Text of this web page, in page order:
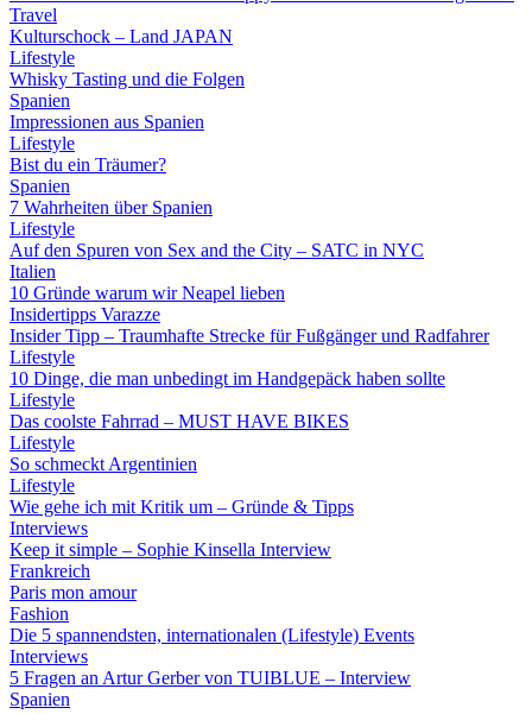
Travel
Kulturschock – Land JAPAN
Lifestyle
Whisky Tasting und die Folgen
Spanien
Impressionen aus Spanien
Lifestyle
Bist du ein Träumer?
Spanien
7 Wahrheiten über Spanien
Lifestyle
Auf den Spuren von Sex and the City – SATC in NYC
Italien
10 Gründe warum wir Neapel lieben
Insidertipps Varazze
Insider Tipp – Traumhafte Strecke für Fußgänger und Radfahrer
Lifestyle
10 Dinge, die man unbedingt im Handgepäck haben sollte
Lifestyle
Das coolste Fahrrad – MUST HAVE BIKES
Lifestyle
So schmeckt Argentinien
Lifestyle
Wie gehe ich mit Kritik um – Gründe & Tipps
Interviews
Keep it simple – Sophie Kinsella Interview
Frankreich
Paris mon amour
Fashion
Die 5 spannendsten, internationalen (Lifestyle) Events
Interviews
5 Fragen an Artur Gerber von TUIBLUE – Interview
Spanien